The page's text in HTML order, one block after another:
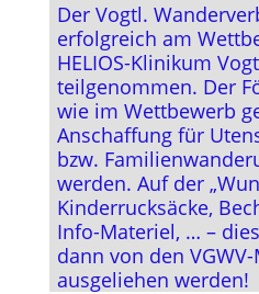
Der Vogtl.
erfolgreich am
HELIOS-Klinikum
teilgenommen. Der
wie im Wettbewerb
Anschaffung für
bzw.
werden. Auf der
Kinderrucksäcke,
Info-Materiel, … –
dann von den
ausgeliehen werden!